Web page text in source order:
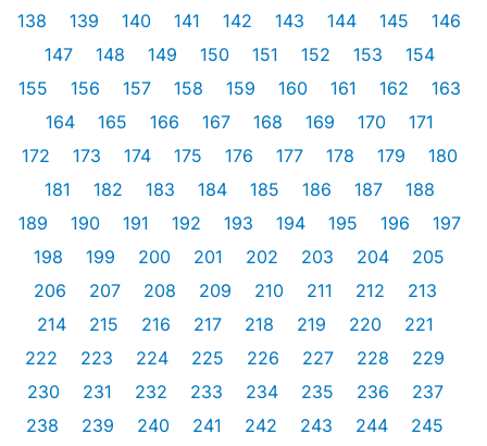
138
139 140 141 142 143 144 145
146
147
148 149 150 151 152 153
154
155
156 157 158 159 160 161 162
163
164
165 166 167 168 169 170
171
172
173 174 175 176 177 178 179
180
181
182 183 184 185 186 187
188
189
190 191 192 193 194 195 196
197
198
199 200 201 202 203 204
205
206
207 208 209 210 211 212
213
214
215 216 217 218 219 220
221
222
223 224 225 226 227 228
229
230
231 232 233 234 235 236
237
238
239 240 241 242 243 244
245